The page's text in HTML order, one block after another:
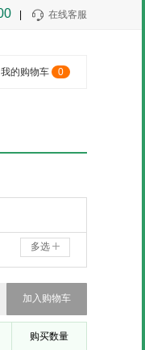
在线客服
我的购物车 0
多选
加入购物车
购买数量